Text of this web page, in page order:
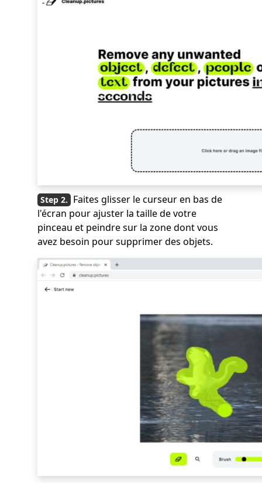
Faites glisser le curseur en bas de
l'écran pour ajuster la taille de votre
pinceau et peindre sur la zone dont vous
avez besoin pour supprimer des objets.